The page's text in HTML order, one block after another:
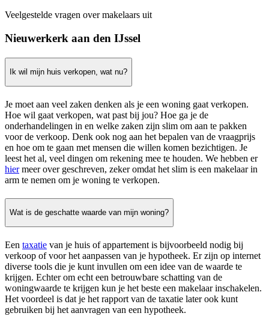
Veelgestelde vragen over makelaars uit
Nieuwerkerk aan den IJssel
Ik wil mijn huis verkopen, wat nu?
Je moet aan veel zaken denken als je een woning gaat verkopen.
Hoe wil gaat verkopen, wat past bij jou? Hoe ga je de
onderhandelingen in en welke zaken zijn slim om aan te pakken
voor de verkoop. Denk ook nog aan het bepalen van de vraagprijs
en hoe om te gaan met mensen die willen komen bezichtigen. Je
leest het al, veel dingen om rekening mee te houden. We hebben er
hiermeer over geschreven, zeker omdat het slim is een makelaar in
arm te nemen om je woning te verkopen.
Wat is de geschatte waarde van mijn woning?
Een taxatie van je huis of appartement is bijvoorbeeld nodig bij
verkoop of voor het aanpassen van je hypotheek. Er zijn op internet
diverse tools die je kunt invullen om een idee van de waarde te
krijgen. Echter om echt een betrouwbare schatting van de
woningwaarde te krijgen kun je het beste een makelaar inschakelen.
Het voordeel is dat je het rapport van de taxatie later ook kunt
gebruiken bij het aanvragen van een hypotheek.